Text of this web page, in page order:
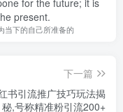
present.
当下的自己所准备的
下一篇
书引流推广技巧玩法揭
秘,号称精准粉引流200+